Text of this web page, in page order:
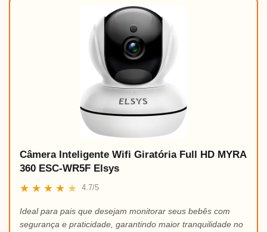
Câmera Inteligente Wifi Giratória Full HD MYRA
360 ESC-WR5F Elsys
★ ★ ★ ★ ★ 4.7/5
Ideal para pais que desejam monitorar seus bebês com
segurança e praticidade, garantindo maior tranquilidade no